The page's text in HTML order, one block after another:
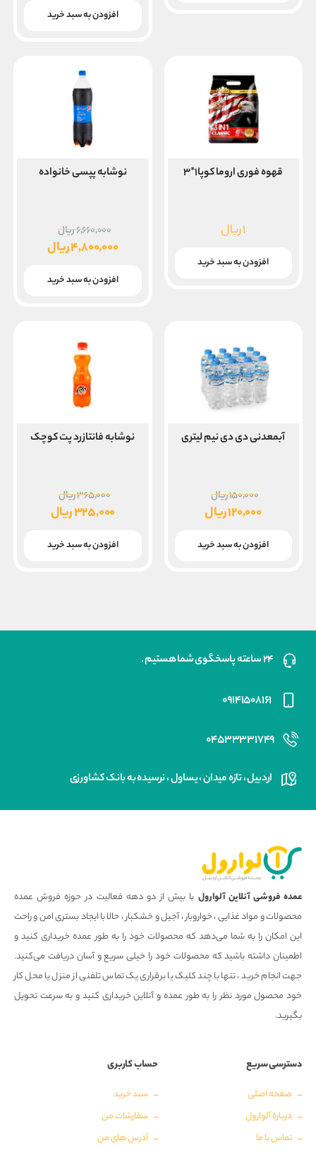
بود. فعلی
افزودن به سبد خرید
قهوه فوری اروما کوپا۱*۳
۱ریال
افزودن به سبد خرید
نوشابه پپسی خانواده
۶,۶۶۰,۰۰۰ریال
اصلی
بود.
۴,۸۰۰,۰۰۰ریال
فعلی
افزودن به سبد خرید
آبمعدنی دی دی نیم لیتری
۱۵۰,۰۰۰ریال
اصلی
بود.
۱۲۰,۰۰۰ریال
فعلی
افزودن به سبد خرید
نوشابه فانتازرد پت کوچک
۳۶۵,۰۰۰ریال
اصلی
بود.
۳۲۵,۰۰۰ریال
فعلی
افزودن به سبد خرید
۲۴ ساعته پاسخگوی شما هستیم .
۰۹۱۴۱۵۰۸۱۶۱
۰۴۵۳۳۳۳۱۷۴۹
اردبیل ، تازه میدان ، یساول ، نرسیده به بانک کشاورزی
عمده فروشی آنلاین آلوارول با بیش از دو دهه فعالیت در حوزه فروش عمده
محصولات و مواد غذایی ، خواروبار ، آجیل و خشکبار ، حالا با ایجاد بستری امن و راحت
این امکان را به شما می‌دهد که محصولات خود را به طور عمده خریداری کنید و
اطمینان داشته باشید که محصولات خود را خیلی سریع و آسان دریافت می‌کنید.
جهت انجام خرید ، تنها با چند کلیک یا برقراری یک تماس تلفنی از منزل یا محل کار
خود محصول مورد نظر را به طور عمده و آنلاین خریداری کنید و به سرعت تحویل
بگیرید.
دسترسی سریع
صفحه اصلی
درباره آلوارول
تماس با ما
حساب کاربری
سبد خرید
سفارشات من
آدرس های من